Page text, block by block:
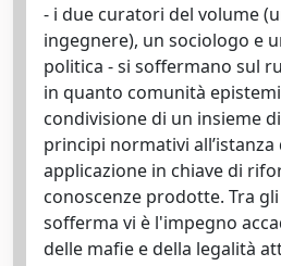
- i due curatori del volume
ingegnere), un sociologo e
politica - si soffermano sul
in quanto comunità
condivisione di un insieme
principi normativi
applicazione in chiave di
conoscenze prodotte. Tra
sofferma vi è l'impegno
delle mafie e della legalità